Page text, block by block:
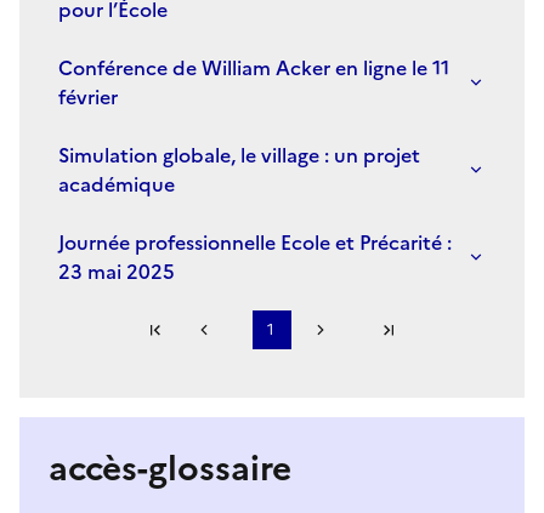
pour l’École
Conférence de William Acker en ligne le 11
février
Simulation globale, le village : un projet
académique
Journée professionnelle Ecole et Précarité :
23 mai 2025
Première page
Page précédente
1
Page suivanteDernière page
accès-glossaire